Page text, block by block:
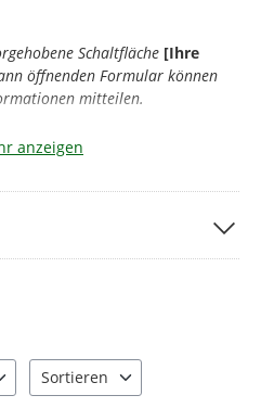
Schaltfläche [Ihre
öffnenden Formular können
mitteilen.
senden? Beachten Sie bitte,
Kennzeichen
anzeigen
Sortieren